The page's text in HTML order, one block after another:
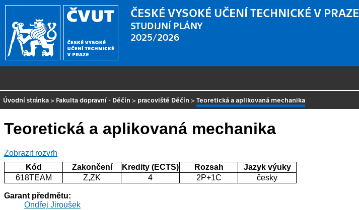
ČESKÉ VYSOKÉ UČENÍ TECHNICKÉ V PRAZE
STUDIJNÍ PLÁNY
2025/2026
Úvodní stránka > Fakulta dopravní - Děčín > pracoviště Děčín >Teoretická a aplikovaná mechanika
Teoretická a aplikovaná mechanika
Zobrazit rozvrh
Kód
Zakončení Kredity (ECTS) Rozsah
Jazyk výuky
618TEAM
Z,ZK 4 2P+1C česky
Garant předmětu:
Ondřej Jiroušek